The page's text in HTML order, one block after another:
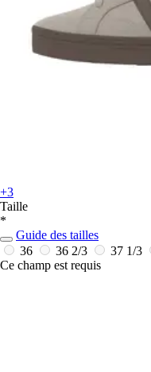
+3
Taille
*
Guide des tailles
36
36 2/3 37 1/3
Ce champ est requis